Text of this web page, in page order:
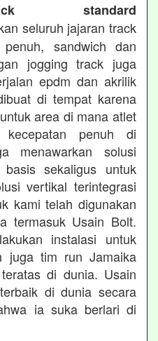
standard
seluruh jajaran track
sandwich dan
jogging track juga
epdm dan akrilik
di tempat karena
area di mana atlet
penuh di
menawarkan solusi
sekaligus untuk
vertikal terintegrasi
kami telah digunakan
termasuk Usain Bolt.
instalasi untuk
juga tim run Jamaika
di dunia. Usain
di dunia secara
ia suka berlari di